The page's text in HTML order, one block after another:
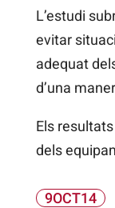
L’estudi
evitar
adequat
d’una
Els
dels
9OCT14